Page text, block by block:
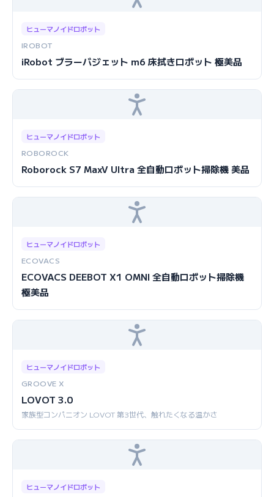
ヒューマノイドロボット
IROBOT
iRobot ブラーバジェット m6 床拭きロボット 極美品
ヒューマノイドロボット
ROBOROCK
Roborock S7 MaxV Ultra 全自動ロボット掃除機 美品
ヒューマノイドロボット
ECOVACS
ECOVACS DEEBOT X1 OMNI 全自動ロボット掃除機
極美品
ヒューマノイドロボット
GROOVE X
LOVOT 3.0
家族型コンパニオン LOVOT 第3世代、触れたくなる温かさ
ヒューマノイドロボット